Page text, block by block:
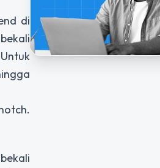
di